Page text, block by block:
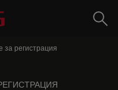
за регистрация